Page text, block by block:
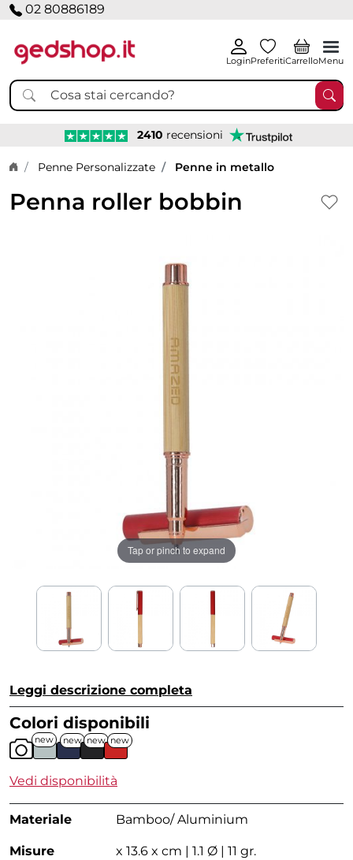
02 80886189
LoginPreferitiCarrelloMenu
2410 recensioni
Home page
Penne Personalizzate Penne in metallo
Penna roller bobbin
Tap or pinch to expand
Leggi descrizione completa
Colori disponibili
new new new new
Vedi disponibilità
Materiale Bamboo/ Aluminium
Misure x 13.6 x cm | 1.1 Ø | 11 gr.